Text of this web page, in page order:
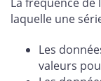
laquelle une
Les
valeurs